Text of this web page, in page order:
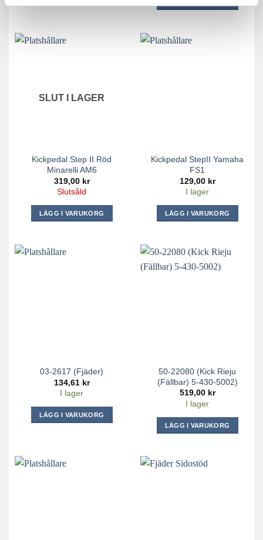
SLUT I LAGER
Kickpedal Step II Röd
Minarelli AM6
319,00 kr
Slutsåld
LÄGG I VARUKORG
Kickpedal StepII Yamaha
FS1
129,00 kr
I lager
LÄGG I VARUKORG
03-2617 (Fjäder)
134,61 kr
I lager
LÄGG I VARUKORG
50-22080 (Kick Rieju
(Fällbar) 5-430-5002)
519,00 kr
I lager
LÄGG I VARUKORG